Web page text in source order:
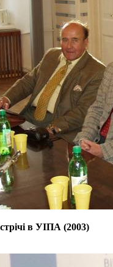
в УІПА (2003)